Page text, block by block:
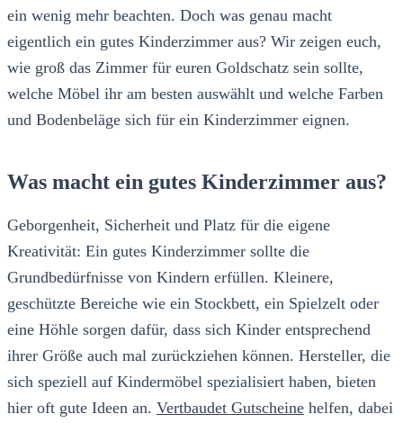
ein wenig mehr beachten. Doch was genau macht
eigentlich ein gutes Kinderzimmer aus? Wir zeigen euch,
wie groß das Zimmer für euren Goldschatz sein sollte,
welche Möbel ihr am besten auswählt und welche Farben
und Bodenbeläge sich für ein Kinderzimmer eignen.
Was macht ein gutes Kinderzimmer aus?
Geborgenheit, Sicherheit und Platz für die eigene
Kreativität: Ein gutes Kinderzimmer sollte die
Grundbedürfnisse von Kindern erfüllen. Kleinere,
geschützte Bereiche wie ein Stockbett, ein Spielzelt oder
eine Höhle sorgen dafür, dass sich Kinder entsprechend
ihrer Größe auch mal zurückziehen können. Hersteller, die
sich speziell auf Kindermöbel spezialisiert haben, bieten
hier oft gute Ideen an. Vertbaudet Gutscheine helfen, dabei